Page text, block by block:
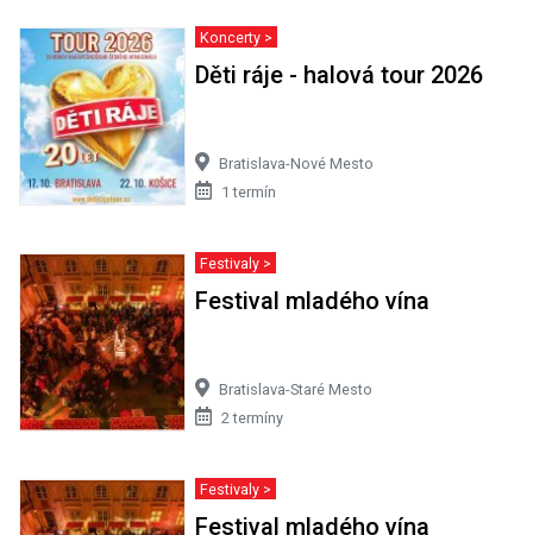
Koncerty >
Děti ráje - halová tour 2026
Bratislava-Nové Mesto
1 termín
Festivaly >
Festival mladého vína
Bratislava-Staré Mesto
2 termíny
Festivaly >
Festival mladého vína